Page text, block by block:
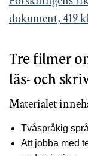
dokument, 419
Tre filmer
läs- och
Materialet
Tvåspråkig
Att jobba med